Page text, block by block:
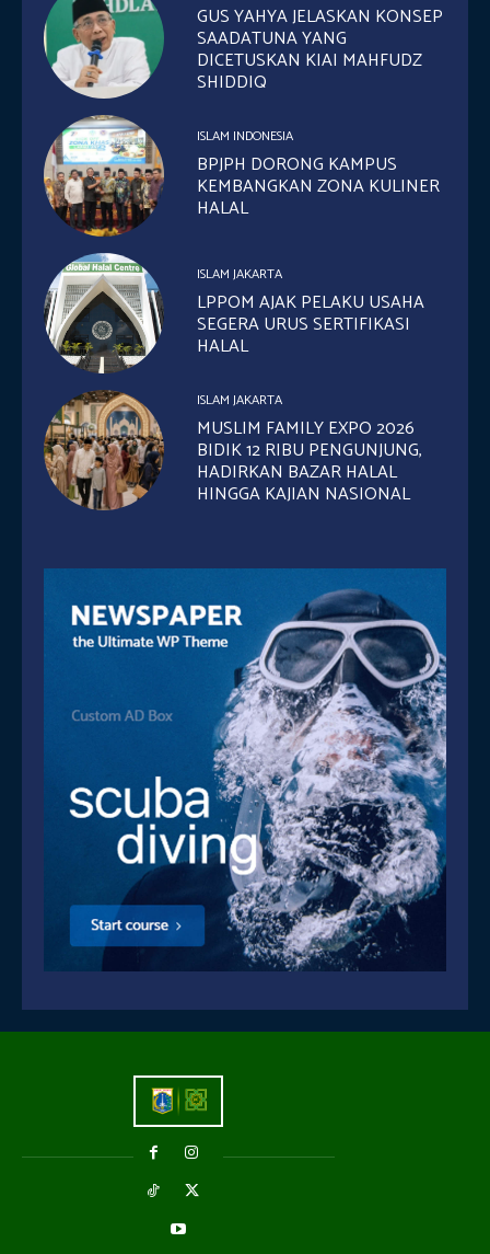
GUS YAHYA JELASKAN KONSEP
SAADATUNA YANG
DICETUSKAN KIAI MAHFUDZ
SHIDDIQ
ISLAM INDONESIA
BPJPH DORONG KAMPUS
KEMBANGKAN ZONA KULINER
HALAL
ISLAM JAKARTA
LPPOM AJAK PELAKU USAHA
SEGERA URUS SERTIFIKASI
HALAL
ISLAM JAKARTA
MUSLIM FAMILY EXPO 2026
BIDIK 12 RIBU PENGUNJUNG,
HADIRKAN BAZAR HALAL
HINGGA KAJIAN NASIONAL